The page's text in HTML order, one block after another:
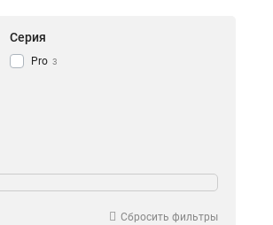
Серия
Pro 3
Сбросить фильтры